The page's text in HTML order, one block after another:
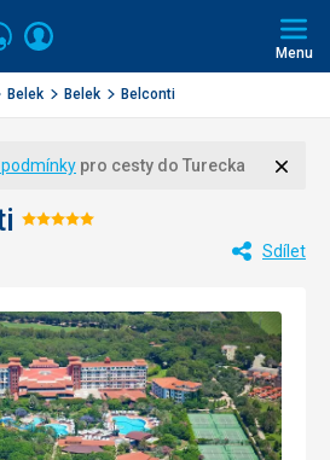
Volejte
226
000
284
Přihlásit
Menu
Belek Belek Belconti
pro cesty do Turecka
Hodnocení:
Sdílet